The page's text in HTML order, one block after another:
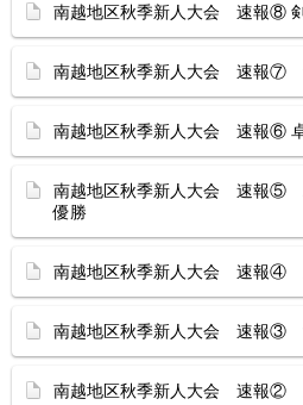
南越地区秋季新人大会 速報⑧
南越地区秋季新人大会 速報⑦
南越地区秋季新人大会 速報⑥
南越地区秋季新人大会 速報⑤
優勝
南越地区秋季新人大会 速報④
南越地区秋季新人大会 速報③
南越地区秋季新人大会 速報②